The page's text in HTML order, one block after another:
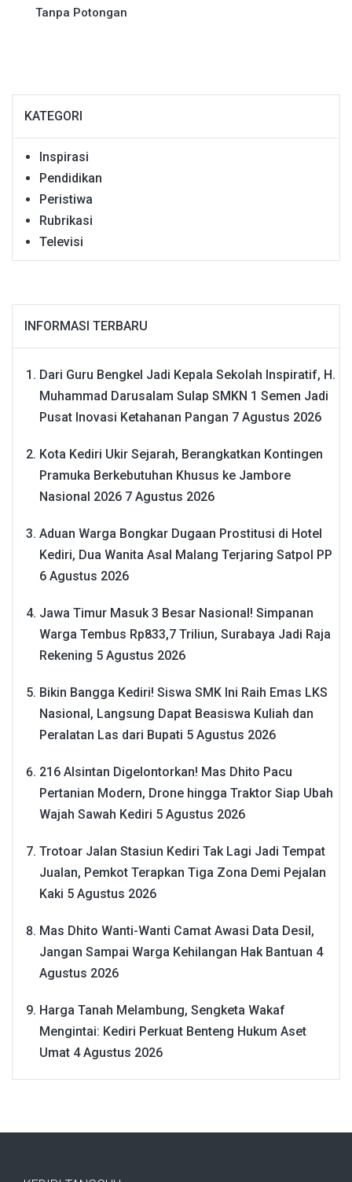
Tanpa Potongan
KATEGORI
Inspirasi
Pendidikan
Peristiwa
Rubrikasi
Televisi
INFORMASI TERBARU
Dari Guru Bengkel Jadi Kepala Sekolah Inspiratif, H.
Muhammad Darusalam Sulap SMKN 1 Semen Jadi
Pusat Inovasi Ketahanan Pangan 7 Agustus 2026
Kota Kediri Ukir Sejarah, Berangkatkan Kontingen
Pramuka Berkebutuhan Khusus ke Jambore
Nasional 2026 7 Agustus 2026
Aduan Warga Bongkar Dugaan Prostitusi di Hotel
Kediri, Dua Wanita Asal Malang Terjaring Satpol PP
6 Agustus 2026
Jawa Timur Masuk 3 Besar Nasional! Simpanan
Warga Tembus Rp833,7 Triliun, Surabaya Jadi Raja
Rekening 5 Agustus 2026
Bikin Bangga Kediri! Siswa SMK Ini Raih Emas LKS
Nasional, Langsung Dapat Beasiswa Kuliah dan
Peralatan Las dari Bupati 5 Agustus 2026
216 Alsintan Digelontorkan! Mas Dhito Pacu
Pertanian Modern, Drone hingga Traktor Siap Ubah
Wajah Sawah Kediri 5 Agustus 2026
Trotoar Jalan Stasiun Kediri Tak Lagi Jadi Tempat
Jualan, Pemkot Terapkan Tiga Zona Demi Pejalan
Kaki 5 Agustus 2026
Mas Dhito Wanti-Wanti Camat Awasi Data Desil,
Jangan Sampai Warga Kehilangan Hak Bantuan 4
Agustus 2026
Harga Tanah Melambung, Sengketa Wakaf
Mengintai: Kediri Perkuat Benteng Hukum Aset
Umat 4 Agustus 2026